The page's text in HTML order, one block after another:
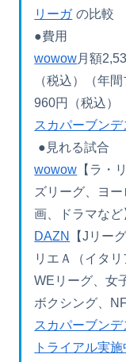
リーガ の比較
●費用
wowow月額
（税込）（年
960円（税込）
スカパーブン
●見れる試合
wowow 【ラ・
ズリーグ、ヨ
画、ドラマなど
DAZN
【Jリー
リエＡ（イタ
WEリーグ、女
ボクシング、
スカパーブン
トライアル実施